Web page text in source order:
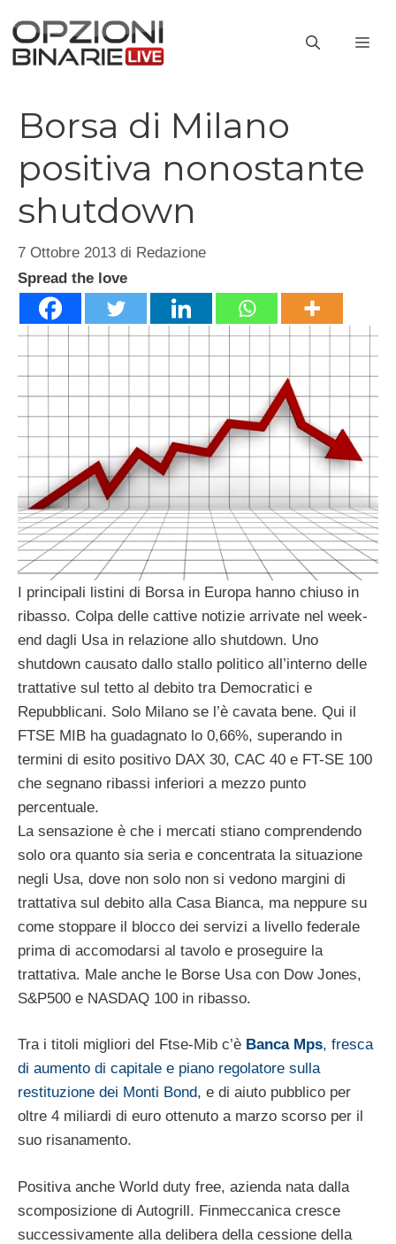
contenuto
Borsa di Milano
positiva nonostante
shutdown
7 Ottobre 2013 di Redazione
Spread the love
I principali listini di Borsa in Europa hanno chiuso in
ribasso. Colpa delle cattive notizie arrivate nel week-
end dagli Usa in relazione allo shutdown. Uno
shutdown causato dallo stallo politico all’interno delle
trattative sul tetto al debito tra Democratici e
Repubblicani. Solo Milano se l’è cavata bene. Qui il
FTSE MIB ha guadagnato lo 0,66%, superando in
termini di esito positivo DAX 30, CAC 40 e FT-SE 100
che segnano ribassi inferiori a mezzo punto
percentuale.
La sensazione è che i mercati stiano comprendendo
solo ora quanto sia seria e concentrata la situazione
negli Usa, dove non solo non si vedono margini di
trattativa sul debito alla Casa Bianca, ma neppure su
come stoppare il blocco dei servizi a livello federale
prima di accomodarsi al tavolo e proseguire la
trattativa. Male anche le Borse Usa con Dow Jones,
S&P500 e NASDAQ 100 in ribasso.
Tra i titoli migliori del Ftse-Mib c’è Banca Mps, fresca
di aumento di capitale e piano regolatore sulla
restituzione dei Monti Bond, e di aiuto pubblico per
oltre 4 miliardi di euro ottenuto a marzo scorso per il
suo risanamento.
Positiva anche World duty free, azienda nata dalla
scomposizione di Autogrill. Finmeccanica cresce
successivamente alla delibera della cessione della